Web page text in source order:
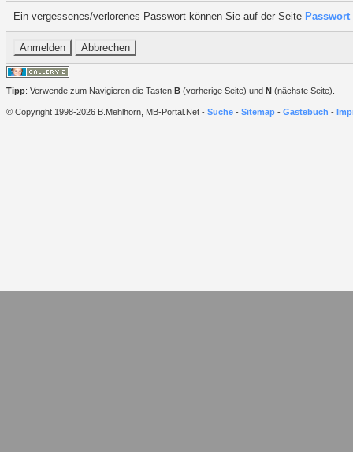
Ein vergessenes/verlorenes Passwort können Sie auf der Seite
Tipp: Verwende zum Navigieren die Tasten B (vorherige Seite) und N (nächste Seite).
© Copyright 1998-2026 B.Mehlhorn, MB-Portal.Net - Suche - Sitemap - Gästebuch -